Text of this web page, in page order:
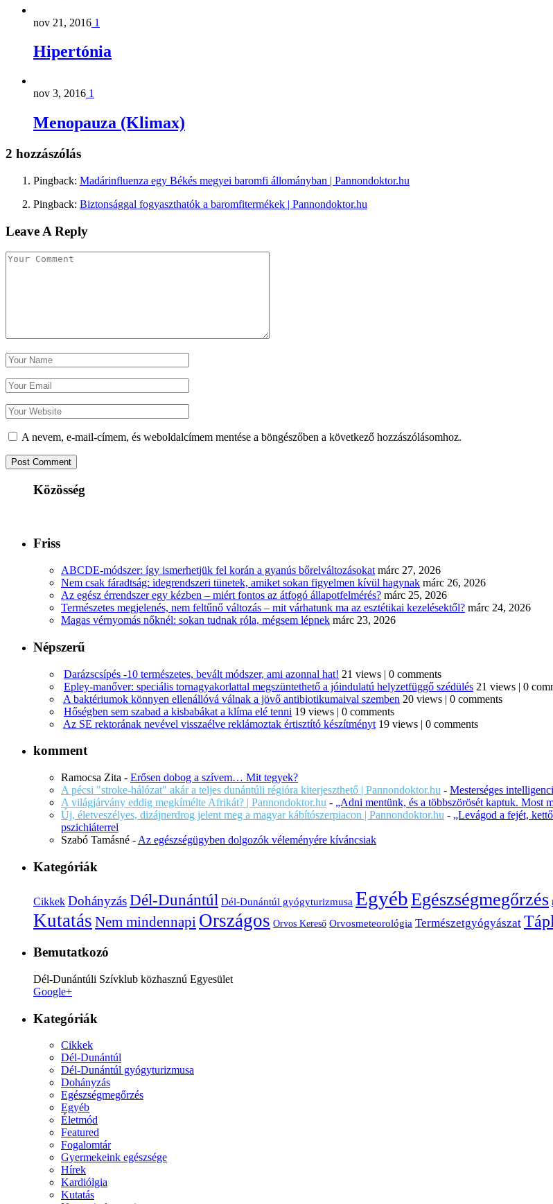
nov 21, 2016 1
Hipertónia
nov 3, 2016 1
Menopauza (Klimax)
2 hozzászólás
Pingback: Madárinfluenza egy Békés megyei baromfi állományban | Pannondoktor.hu
Pingback: Biztonsággal fogyaszthatók a baromfitermékek | Pannondoktor.hu
Leave A Reply
A nevem, e-mail-címem, és weboldalcímem mentése a böngészőben a következő hozzászólásomhoz.
Közösség
Friss
ABCDE‑módszer: így ismerhetjük fel korán a gyanús bőrelváltozásokat márc 27, 2026
Nem csak fáradtság: idegrendszeri tünetek, amiket sokan figyelmen kívül hagynak márc 26, 2026
Az egész érrendszer egy kézben – miért fontos az átfogó állapotfelmérés? márc 25, 2026
Természetes megjelenés, nem feltűnő változás – mit várhatunk ma az esztétikai kezelésektől? márc 24, 2026
Magas vérnyomás nőknél: sokan tudnak róla, mégsem lépnek márc 23, 2026
Népszerű
Darázscsípés -10 természetes, bevált módszer, ami azonnal hat! 21 views | 0 comments
Epley-manőver: speciális tornagyakorlattal megszüntethető a jóindulatú helyzetfüggő szédülés 21 views | 0
A baktériumok könnyen ellenállóvá válnak a jövő antibiotikumaival szemben 20 views | 0 comments
Hőségben sem szabad a kisbabákat a klíma elé tenni 19 views | 0 comments
Az SE rektorának nevével visszaélve reklámoztak értisztító készítményt 19 views | 0 comments
komment
Ramocsa Zita - Erősen dobog a szívem… Mit tegyek?
A pécsi "stroke-hálózat" akár a teljes dunántúli régióra kiterjeszthető | Pannondoktor.hu - Mesterséges
A világjárvány eddig megkímélte Afrikát? | Pannondoktor.hu - „Adni mentünk, és a többszörösét kaptuk. Most
Új, életveszélyes, dizájnerdrog jelent meg a magyar kábítószerpiacon | Pannondoktor.hu - „Levágod a fejét,
pszichiáterrel
Szabó Tamásné - Az egészségügyben dolgozók véleményére kíváncsiak
Kategóriák
Cikkek DohányzásDél-Dunántúl Dél-Dunántúl gyógyturizmusa EgyébEgészségmegőrzés
Kutatás Nem mindennapi Országos Orvos Kereső Orvosmeteorológia Természetgyógyászat
Bemutatkozó
Dél-Dunántúli Szívklub közhasznú Egyesület
Google+
Kategóriák
Cikkek
Dél-Dunántúl
Dél-Dunántúl gyógyturizmusa
Dohányzás
Egészségmegőrzés
Egyéb
Életmód
Featured
Fogalomtár
Gyermekeink egészsége
Hírek
Kardiólgia
Kutatás